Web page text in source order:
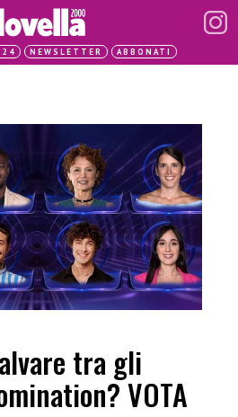
24 NEWSLETTER ABBONATI
tra gli
VOTA